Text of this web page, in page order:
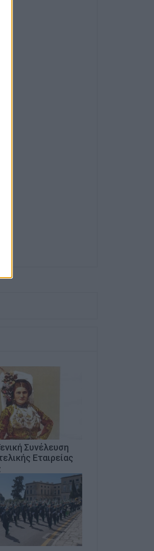
Συνέλευση
Εταιρείας